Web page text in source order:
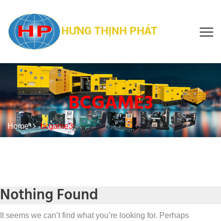
BCGAME3
Home bcgame3
Nothing Found
It seems we can’t find what you’re looking for. Perhaps